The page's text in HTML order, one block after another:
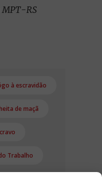
RS
à escravidão
de maçã
Trabalho